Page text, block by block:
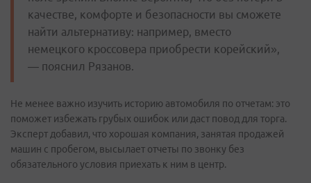
качестве, комфорте и безопасности вы сможете
найти альтернативу: например, вместо
немецкого кроссовера приобрести корейский»,
— пояснил Рязанов.
Не менее важно изучить историю автомобиля по отчетам: это
поможет избежать грубых ошибок или даст повод для торга.
Эксперт добавил, что хорошая компания, занятая продажей
машин с пробегом, высылает отчеты по звонку без
обязательного условия приехать к ним в центр.